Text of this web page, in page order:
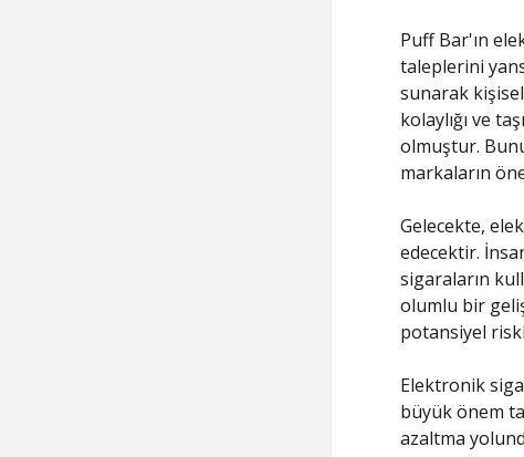
Puff Bar'ın
taleplerini
sunarak
kolaylığı ve
olmuştur.
markaların
Gelecekte,
edecektir.
sigaraların
olumlu bir
potansiyel
Elektronik
büyük önem
azaltma